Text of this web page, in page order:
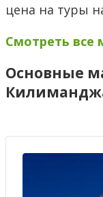
цена на туры
Смотреть все
Основные